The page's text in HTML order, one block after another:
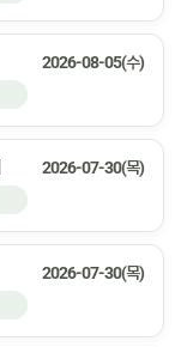
2026-08-05(수)
2026-07-30(목)
2026-07-30(목)